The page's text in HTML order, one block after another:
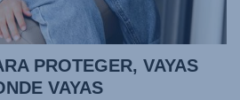
PROTEGER, VAYAS
VAYAS